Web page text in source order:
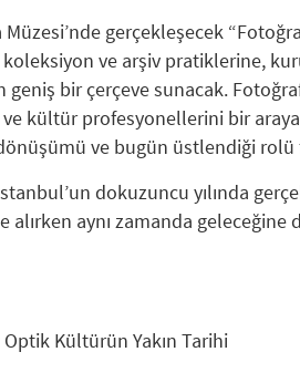
Müzesi’nde gerçekleşecek
ve arşiv pratiklerine,
bir çerçeve sunacak.
kültür profesyonellerini bir
ve bugün üstlendiği rolü
dokuzuncu yılında
alırken aynı zamanda geleceğine
Optik Kültürün Yakın Tarihi